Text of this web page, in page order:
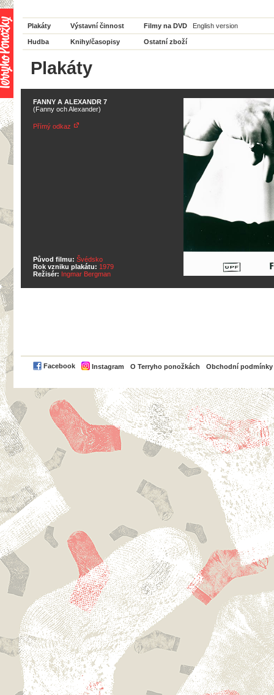
Plakáty Výstavní činnost Filmy na DVD English version
Hudba Knihy/časopisy Ostatní zboží
Plakáty
FANNY A ALEXANDR 7
(Fanny och Alexander)
Přímý odkaz
Původ filmu: Švédsko
Rok vzniku plakátu: 1979
Režisér: Ingmar Bergman
Facebook Instagram O Terryho ponožkách Obchodní podmínky
PayPal